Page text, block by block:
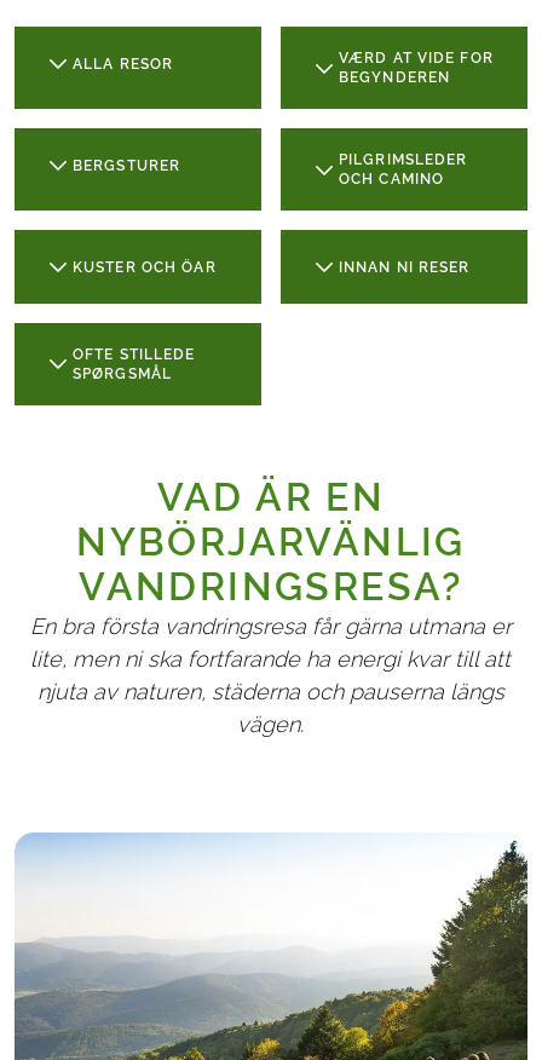
ALLA RESOR
VÆRD AT VIDE FOR
BEGYNDEREN
BERGSTURER
PILGRIMSLEDER
OCH CAMINO
KUSTER OCH ÖAR INNAN NI RESER
OFTE STILLEDE
SPØRGSMÅL
VAD ÄR EN
NYBÖRJARVÄNLIG
VANDRINGSRESA?
En bra första vandringsresa får gärna utmana er
lite, men ni ska fortfarande ha energi kvar till att
njuta av naturen, städerna och pauserna längs
vägen.